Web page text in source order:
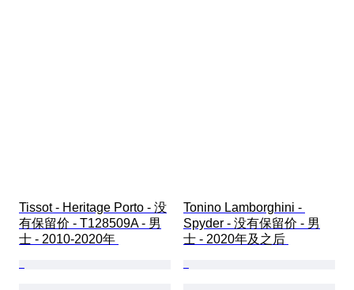
Tissot - Heritage Porto - 没
有保留价 - T128509A - 男
士 - 2010-2020年
Tonino Lamborghini -
Spyder - 没有保留价 - 男
士 - 2020年及之后